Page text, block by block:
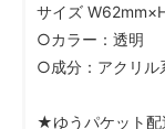
サイズ
○カラー：透明
○成分：アクリル
★ゆうパケット配